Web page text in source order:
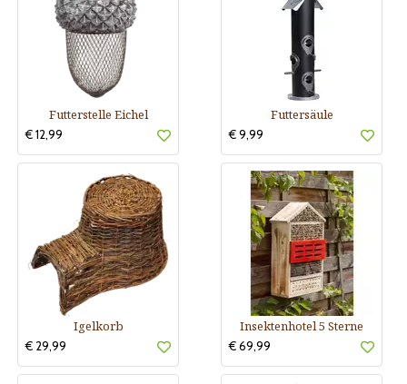
Futterstelle Eichel
€ 12,99
Futtersäule
€ 9,99
Igelkorb
€ 29,99
Insektenhotel 5 Sterne
€ 69,99